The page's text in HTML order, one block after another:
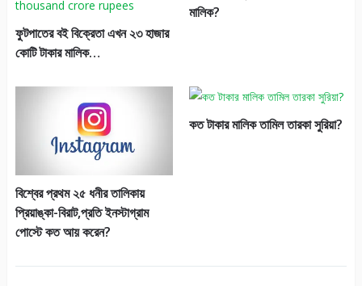
ফুটপাতের বই বিক্রেতা এখন ২৩ হাজার
কোটি টাকার মালিক…
মালিক?
বিশ্বের প্রথম ২৫ ধনীর তালিকায়
প্রিয়াঙ্কা-বিরাট,প্রতি ইনস্টাগ্রাম
পোস্টে কত আয় করেন?
কত টাকার মালিক তামিল তারকা সুরিয়া?